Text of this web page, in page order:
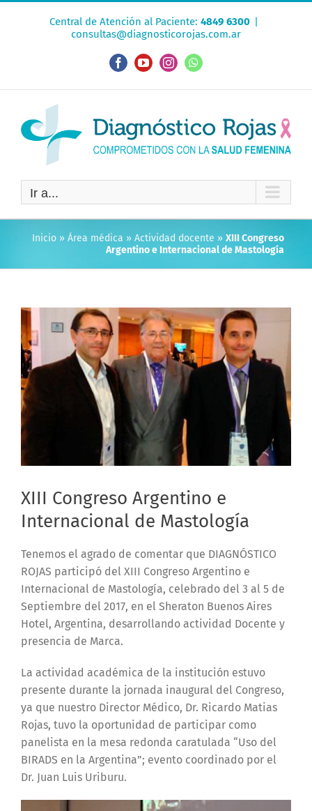
Central de Atención al Paciente: 4849 6300 |
consultas@diagnosticorojas.com.ar
FacebookYouTubeInstagramWhatsApp
Ir a...
Inicio » Área médica » Actividad docente » XIII Congreso
Argentino e Internacional de Mastología
XIII Congreso Argentino e
Internacional de Mastología
Tenemos el agrado de comentar que DIAGNÓSTICO
ROJAS participó del XIII Congreso Argentino e
Internacional de Mastología, celebrado del 3 al 5 de
Septiembre del 2017, en el Sheraton Buenos Aires
Hotel, Argentina, desarrollando actividad Docente y
presencia de Marca.
La actividad académica de la institución estuvo
presente durante la jornada inaugural del Congreso,
ya que nuestro Director Médico, Dr. Ricardo Matias
Rojas, tuvo la oportunidad de participar como
panelista en la mesa redonda caratulada “Uso del
BIRADS en la Argentina”; evento coordinado por el
Dr. Juan Luis Uriburu.